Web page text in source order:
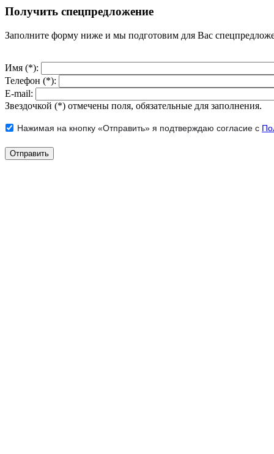
Получить спецпредложение
Заполните форму ниже и мы подготовим для Вас
Имя (*):
Телефон (*):
E-mail:
Звездочкой (*) отмечены поля, обязательные для заполнения.
Нажимая на кнопку «Отправить» я подтверждаю согласие с